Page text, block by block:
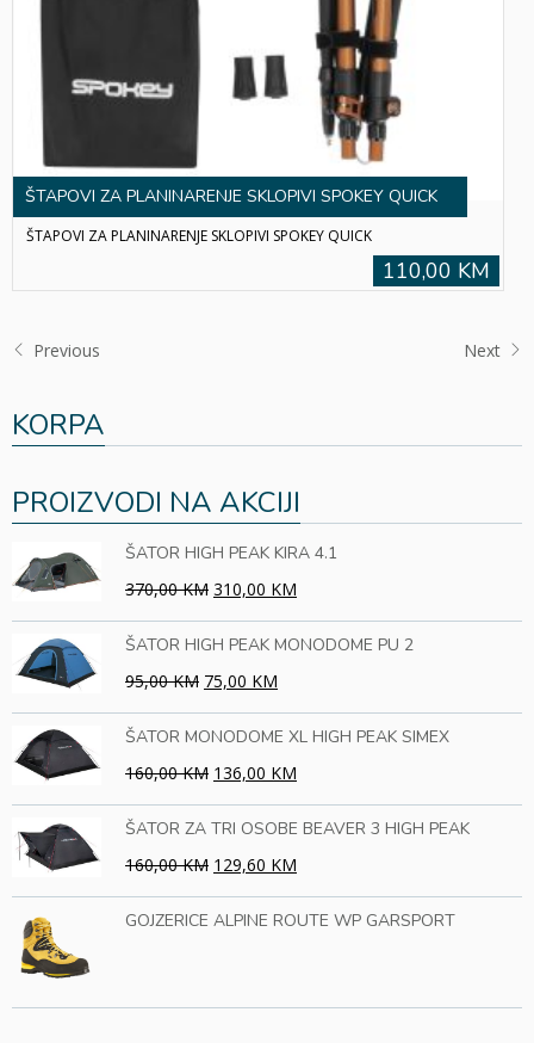
ŠTAPOVI ZA PLANINARENJE SKLOPIVI SPOKEY QUICK
ŠTAPOVI ZA PLANINARENJE SKLOPIVI SPOKEY QUICK
110,00 KM
Previous Next
KORPA
PROIZVODI NA AKCIJI
ŠATOR HIGH PEAK KIRA 4.1
370,00 KM 310,00 KM
ŠATOR HIGH PEAK MONODOME PU 2
95,00 KM 75,00 KM
ŠATOR MONODOME XL HIGH PEAK SIMEX
160,00 KM 136,00 KM
ŠATOR ZA TRI OSOBE BEAVER 3 HIGH PEAK
160,00 KM 129,60 KM
GOJZERICE ALPINE ROUTE WP GARSPORT